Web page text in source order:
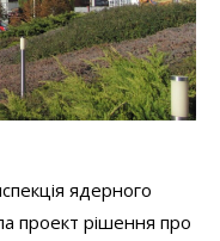
ядерного
проект рішення про